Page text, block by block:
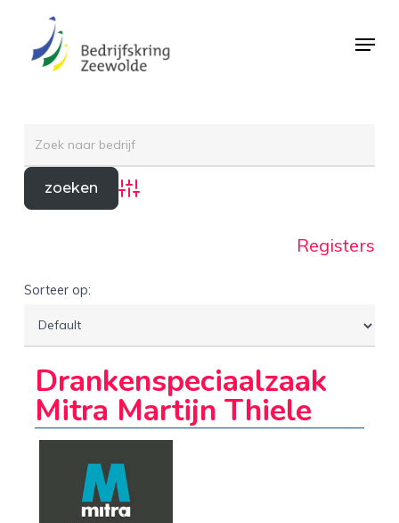
Menu
Advanced Search
Registers
Sorteer op:
Drankenspeciaalzaak
Mitra Martijn Thiele